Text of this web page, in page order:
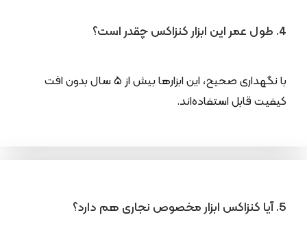
4. طول عمر این ابزار کنزاکس چقدر است؟
با نگهداری صحیح، این ابزارها بیش از ۵ سال بدون افت
کیفیت قابل استفاده‌اند.
5. آیا کنزاکس ابزار مخصوص نجاری هم دارد؟